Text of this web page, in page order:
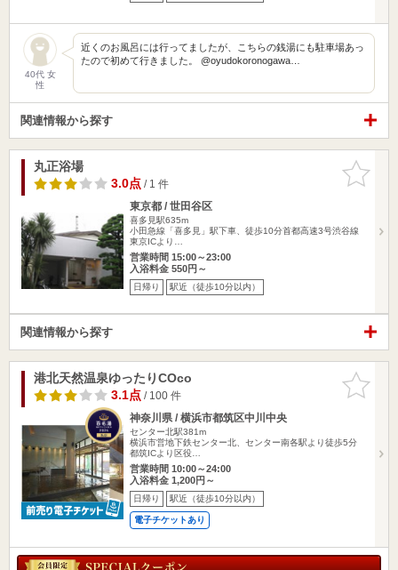
40代 女
性
近くのお風呂には行ってましたが、こちらの銭湯にも駐車場あっ
たので初めて行きました。 @oyudokoronogawa…
関連情報から探す
お気に入
りに追加
丸正浴場
3.0点/ 1 件
東京都 / 世田谷区
喜多見駅635m
小田急線「喜多見」駅下車、徒歩10分首都高速3号渋谷線
東京ICより…
営業時間 15:00～23:00
入浴料金 550円～
日帰り 駅近（徒歩10分以内）
関連情報から探す
お気に入
りに追加
港北天然温泉ゆったりCOco
3.1点/ 100 件
神奈川県 / 横浜市都筑区中川中央
センター北駅381m
横浜市営地下鉄センター北、センター南各駅より徒歩5分
都筑ICより区役…
営業時間 10:00～24:00
入浴料金 1,200円～
日帰り 駅近（徒歩10分以内）
電子チケットあり